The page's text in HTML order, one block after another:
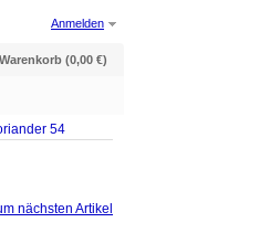
Warenkorb (0,00 €)
Anmelden
54
nächsten Artikel